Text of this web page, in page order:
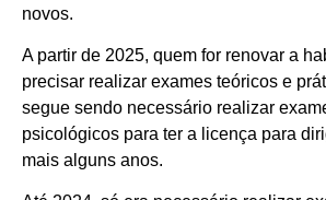
novos.
A partir de 2025, quem for renovar a
precisar realizar exames teóricos e
segue sendo necessário realizar
psicológicos para ter a licença para
mais alguns anos.